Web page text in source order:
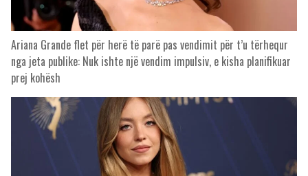
Ariana Grande flet për herë të parë pas vendimit për t’u tërhequr
nga jeta publike: Nuk ishte një vendim impulsiv, e kisha planifikuar
prej kohësh